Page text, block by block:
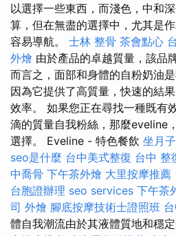
以選擇一些東西，而淺色，中和
算，但在無盡的選擇中，尤其是
容易導航。 士林 整骨 茶會點心
外燴 由於產品的卓越質量，該品
而言之，面部和身體的自粉奶油
因為它提供了高質量，快速的結
效率。 如果您正在尋找一種既有
滴的質量自我粉絲，那麼eveline
選擇。 Eveline - 特色餐飲 坐月子
seo是什麼 台中美式整復 台中 整
中喬骨 下午茶外燴 大里按摩推薦
台胞證辦理 seo services 下午茶
司 外燴 腳底按摩技術士證照班
體自我潮流由於其液體質地和穩